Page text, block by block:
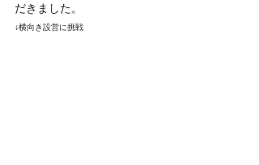
だきました。
↓横向き設営に挑戦